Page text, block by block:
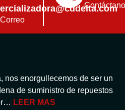
Correo
nos enorgullecemos de ser un
de suministro de repuestos
LEER MAS